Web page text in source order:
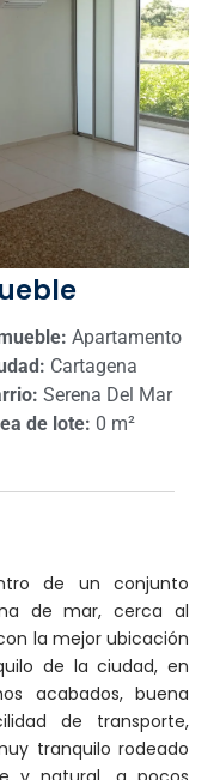
Apartamento
Cartagena
Serena Del Mar
de lote: 0 m²
de un conjunto
de mar, cerca al
la mejor ubicación
de la ciudad, en
acabados, buena
de transporte,
tranquilo rodeado